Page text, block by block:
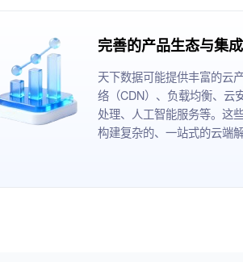
完善的产品生态与集成
天下数据可能提供丰富的云
络（CDN）、负载均衡、云
处理、人工智能服务等。这
构建复杂的、一站式的云端解